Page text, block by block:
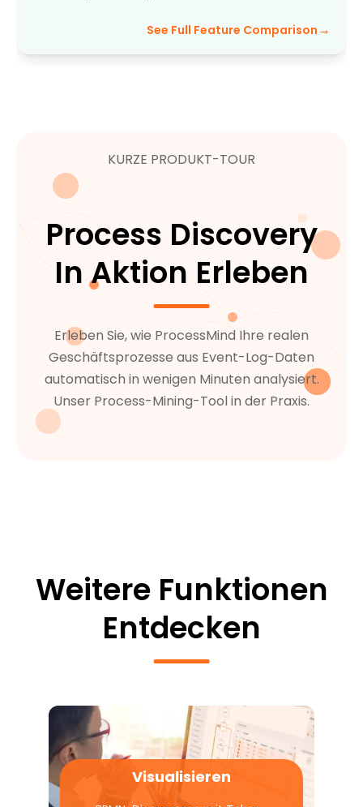
See Full Feature Comparison →
KURZE PRODUKT-TOUR
Process Discovery
In Aktion Erleben
Erleben Sie, wie ProcessMind Ihre realen
Geschäftsprozesse aus Event-Log-Daten
automatisch in wenigen Minuten analysiert.
Unser Process-Mining-Tool in der Praxis.
Weitere Funktionen
Entdecken
Visualisieren